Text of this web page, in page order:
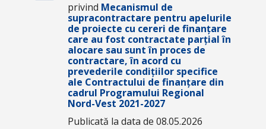
privind Mecanismul de
supracontractare pentru apelurile
de proiecte cu cereri de finanțare
care au fost contractate parțial în
alocare sau sunt în proces de
contractare, în acord cu
prevederile condițiilor specifice
ale Contractului de finanțare din
cadrul Programului Regional
Nord-Vest 2021-2027
Publicată la data de 08.05.2026